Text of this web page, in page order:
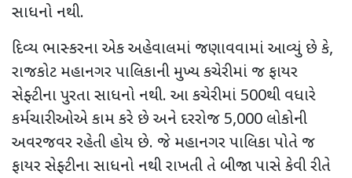
સાધનો નથી.
દિવ્ય ભાસ્કરના એક અહેવાલમાં જણાવવામાં આવ્યું છે કે,
રાજકોટ મહાનગર પાલિકાની મુખ્ય કચેરીમાં જ ફાયર
સેફ્ટીના પુરતા સાધનો નથી. આ કચેરીમાં 500થી વધારે
કર્મચારીઓએ કામ કરે છે અને દરરોજ 5,000 લોકોની
અવરજવર રહેતી હોય છે. જે મહાનગર પાલિકા પોતે જ
ફાયર સેફ્ટીના સાધનો નથી રાખતી તે બીજા પાસે કેવી રીતે